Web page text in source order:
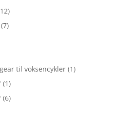
(7)
til voksencykler (1)
(1)
(6)